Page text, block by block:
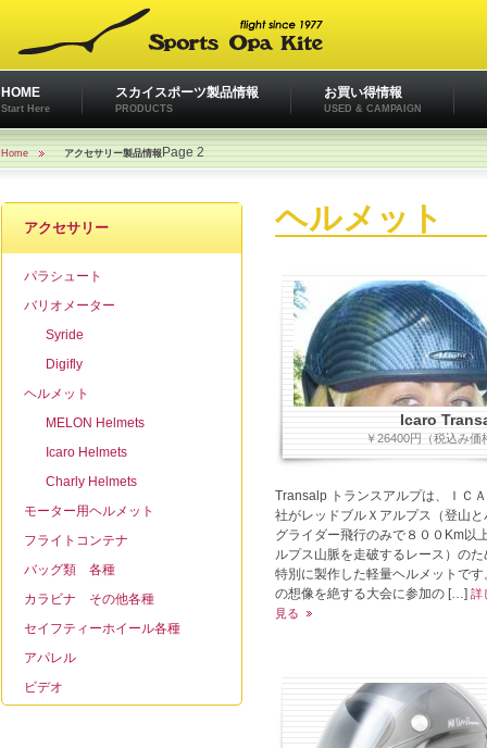
HOME
Start Here
スカイスポーツ製品情報
PRODUCTS
お買い得情報
USED & CAMPAIGN
Home アクセサリー製品情報 Page 2
アクセサリー
パラシュート
バリオメーター
Syride
Digifly
ヘルメット
MELON Helmets
Icaro Helmets
Charly Helmets
モーター用ヘルメット
フライトコンテナ
バッグ類 各種
カラビナ その他各種
セイフティーホイール各種
アパレル
ビデオ
ヘルメット
Icaro
￥26400円（税込み価
Transalp トランスアルプは、ＩＣ
社がレッドブルＸアルプス（登山と
グライダー飛行のみで８００Km以
ルプス山脈を走破するレース）のた
特別に製作した軽量ヘルメットです
の想像を絶する大会に参加の […] 詳
見る